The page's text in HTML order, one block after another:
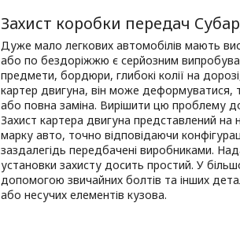
Захист коробки передач
Дуже мало легкових автомобілів мають
або по бездоріжжю є серйозним
предмети, бордюри, глибокі колії на
картер двигуна, він може деформуватися,
або повна заміна. Вирішити цю проблему
Захист картера двигуна представлений
марку авто, точно відповідаючи
заздалегідь передбачені виробниками.
установки захисту досить простий. У
допомогою звичайних болтів та інших
або несучих елементів кузова.